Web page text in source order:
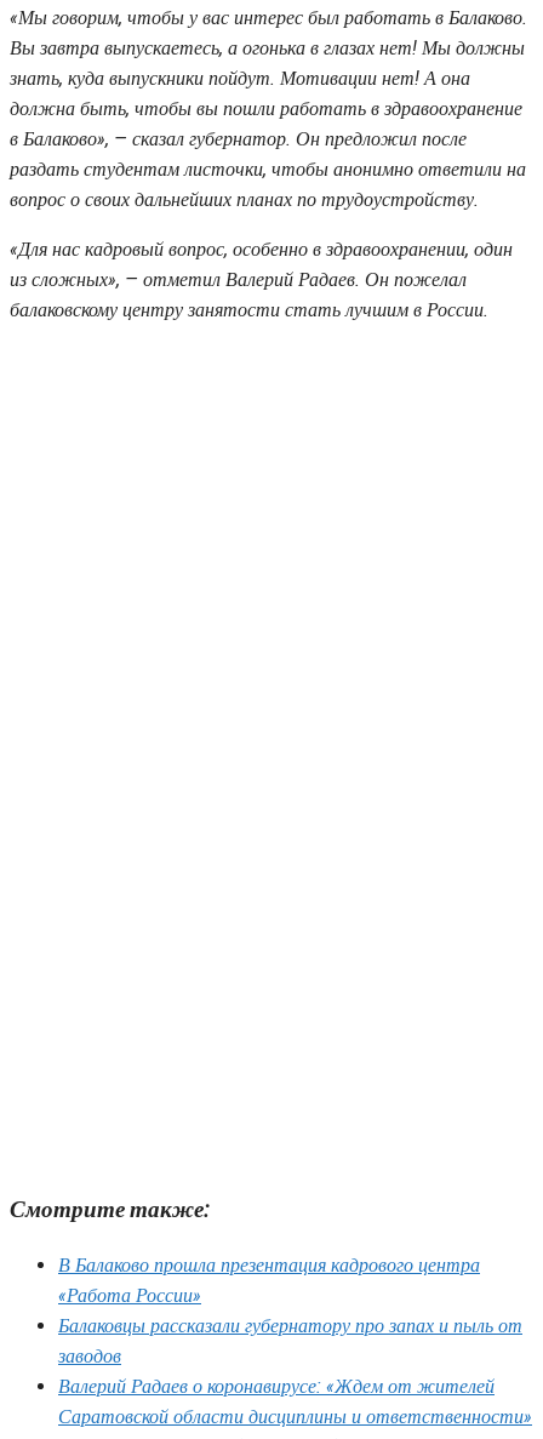
«Мы говорим, чтобы у вас интерес был работать в Балаково.
Вы завтра выпускаетесь, а огонька в глазах нет! Мы должны
знать, куда выпускники пойдут. Мотивации нет! А она
должна быть, чтобы вы пошли работать в здравоохранение
в Балаково», — сказал губернатор. Он предложил после
раздать студентам листочки, чтобы анонимно ответили на
вопрос о своих дальнейших планах по трудоустройству.
«Для нас кадровый вопрос, особенно в здравоохранении, один
из сложных», — отметил Валерий Радаев. Он пожелал
балаковскому центру занятости стать лучшим в России.
Смотрите также:
В Балаково прошла презентация кадрового центра
«Работа России»
Балаковцы рассказали губернатору про запах и пыль от
заводов
Валерий Радаев о коронавирусе: «Ждем от жителей
Саратовской области дисциплины и ответственности»